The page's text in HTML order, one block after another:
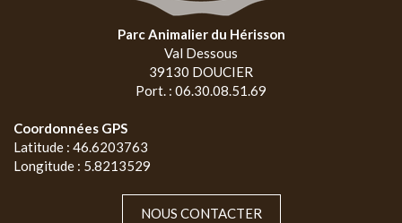
Parc Animalier du Hérisson
Val Dessous
39130 DOUCIER
Port. : 06.30.08.51.69
Coordonnées GPS
Latitude : 46.6203763
Longitude : 5.8213529
NOUS CONTACTER